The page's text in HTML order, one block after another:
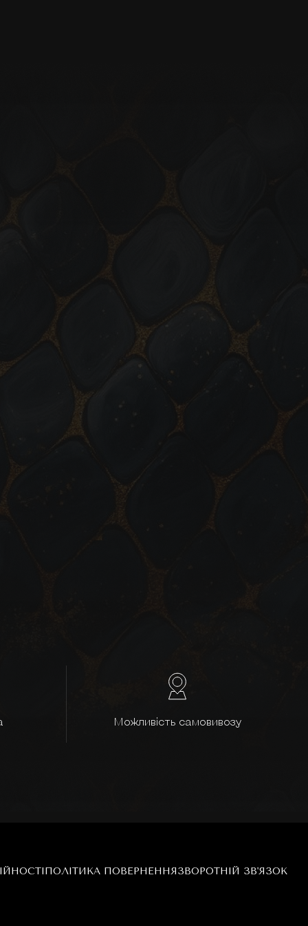
Можливість самовивозу
ПОЛІТИКА ПОВЕРНЕННЯЗВОРОТНІЙ ЗВ'ЯЗОК